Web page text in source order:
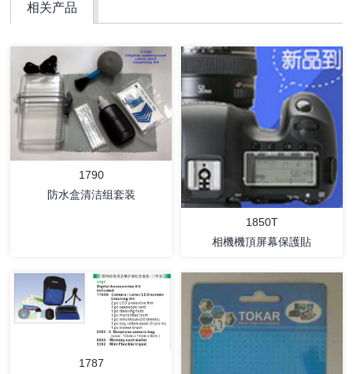
相关产品
详情
1790
防水盒清洁组套装
1850T
相機機頂屏幕保護貼
1787